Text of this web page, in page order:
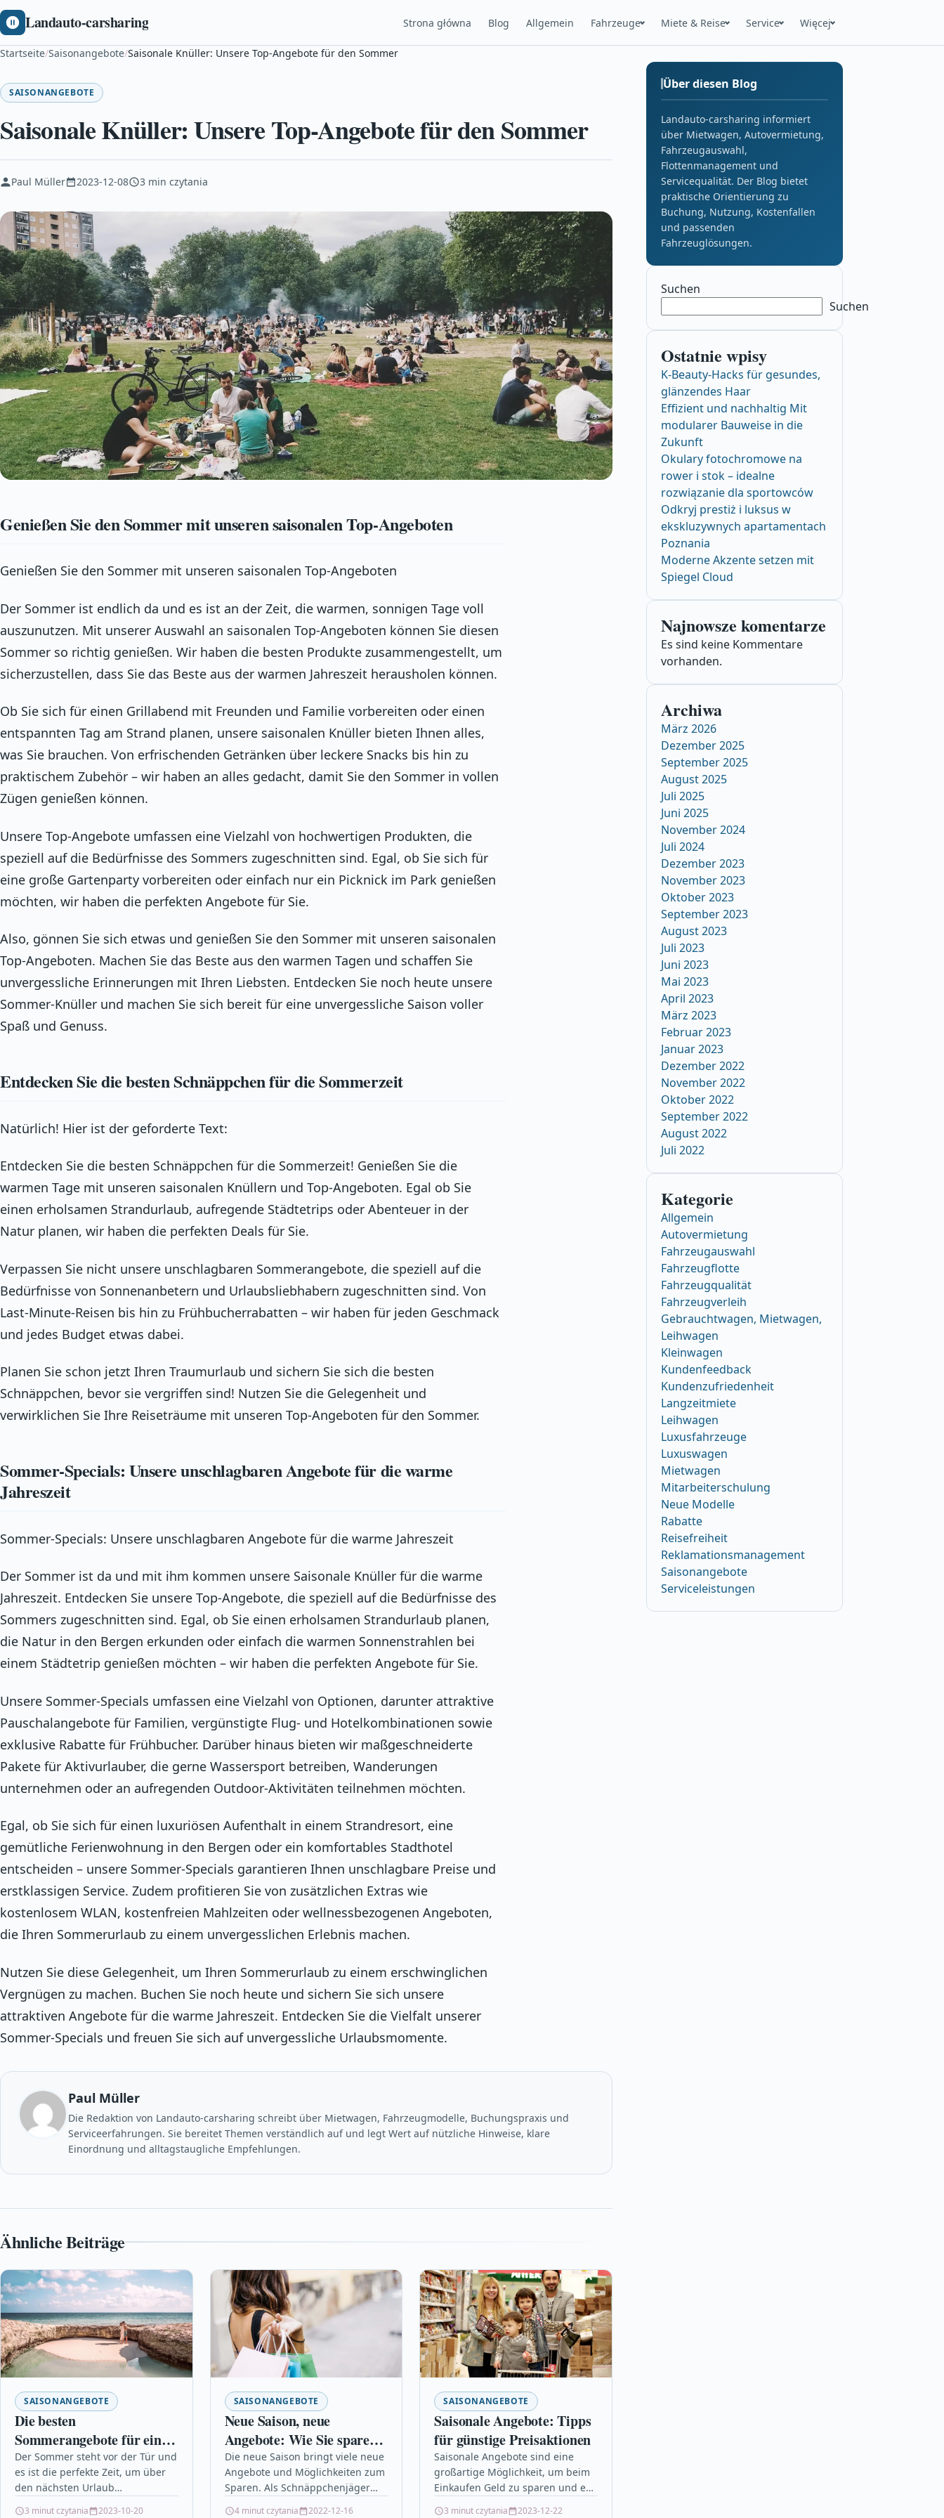
Landauto-carsharing Strona główna Blog Allgemein Fahrzeuge Miete & Reise Service Więcej
Startseite/Saisonangebote/Saisonale Knüller: Unsere Top-Angebote für den Sommer
SAISONANGEBOTE
Saisonale Knüller: Unsere Top-Angebote für den Sommer
Paul Müller 2023-12-08 3 min czytania
Genießen Sie den Sommer mit unseren saisonalen Top-Angeboten
Genießen Sie den Sommer mit unseren saisonalen Top-Angeboten
Der Sommer ist endlich da und es ist an der Zeit, die warmen, sonnigen Tage voll
auszunutzen. Mit unserer Auswahl an saisonalen Top-Angeboten können Sie diesen
Sommer so richtig genießen. Wir haben die besten Produkte zusammengestellt, um
sicherzustellen, dass Sie das Beste aus der warmen Jahreszeit herausholen können.
Ob Sie sich für einen Grillabend mit Freunden und Familie vorbereiten oder einen
entspannten Tag am Strand planen, unsere saisonalen Knüller bieten Ihnen alles,
was Sie brauchen. Von erfrischenden Getränken über leckere Snacks bis hin zu
praktischem Zubehör – wir haben an alles gedacht, damit Sie den Sommer in vollen
Zügen genießen können.
Unsere Top-Angebote umfassen eine Vielzahl von hochwertigen Produkten, die
speziell auf die Bedürfnisse des Sommers zugeschnitten sind. Egal, ob Sie sich für
eine große Gartenparty vorbereiten oder einfach nur ein Picknick im Park genießen
möchten, wir haben die perfekten Angebote für Sie.
Also, gönnen Sie sich etwas und genießen Sie den Sommer mit unseren saisonalen
Top-Angeboten. Machen Sie das Beste aus den warmen Tagen und schaffen Sie
unvergessliche Erinnerungen mit Ihren Liebsten. Entdecken Sie noch heute unsere
Sommer-Knüller und machen Sie sich bereit für eine unvergessliche Saison voller
Spaß und Genuss.
Entdecken Sie die besten Schnäppchen für die Sommerzeit
Natürlich! Hier ist der geforderte Text:
Entdecken Sie die besten Schnäppchen für die Sommerzeit! Genießen Sie die
warmen Tage mit unseren saisonalen Knüllern und Top-Angeboten. Egal ob Sie
einen erholsamen Strandurlaub, aufregende Städtetrips oder Abenteuer in der
Natur planen, wir haben die perfekten Deals für Sie.
Verpassen Sie nicht unsere unschlagbaren Sommerangebote, die speziell auf die
Bedürfnisse von Sonnenanbetern und Urlaubsliebhabern zugeschnitten sind. Von
Last-Minute-Reisen bis hin zu Frühbucherrabatten – wir haben für jeden Geschmack
und jedes Budget etwas dabei.
Planen Sie schon jetzt Ihren Traumurlaub und sichern Sie sich die besten
Schnäppchen, bevor sie vergriffen sind! Nutzen Sie die Gelegenheit und
verwirklichen Sie Ihre Reiseträume mit unseren Top-Angeboten für den Sommer.
Sommer-Specials: Unsere unschlagbaren Angebote für die warme
Jahreszeit
Sommer-Specials: Unsere unschlagbaren Angebote für die warme Jahreszeit
Der Sommer ist da und mit ihm kommen unsere Saisonale Knüller für die warme
Jahreszeit. Entdecken Sie unsere Top-Angebote, die speziell auf die Bedürfnisse des
Sommers zugeschnitten sind. Egal, ob Sie einen erholsamen Strandurlaub planen,
die Natur in den Bergen erkunden oder einfach die warmen Sonnenstrahlen bei
einem Städtetrip genießen möchten – wir haben die perfekten Angebote für Sie.
Unsere Sommer-Specials umfassen eine Vielzahl von Optionen, darunter attraktive
Pauschalangebote für Familien, vergünstigte Flug- und Hotelkombinationen sowie
exklusive Rabatte für Frühbucher. Darüber hinaus bieten wir maßgeschneiderte
Pakete für Aktivurlauber, die gerne Wassersport betreiben, Wanderungen
unternehmen oder an aufregenden Outdoor-Aktivitäten teilnehmen möchten.
Egal, ob Sie sich für einen luxuriösen Aufenthalt in einem Strandresort, eine
gemütliche Ferienwohnung in den Bergen oder ein komfortables Stadthotel
entscheiden – unsere Sommer-Specials garantieren Ihnen unschlagbare Preise und
erstklassigen Service. Zudem profitieren Sie von zusätzlichen Extras wie
kostenlosem WLAN, kostenfreien Mahlzeiten oder wellnessbezogenen Angeboten,
die Ihren Sommerurlaub zu einem unvergesslichen Erlebnis machen.
Nutzen Sie diese Gelegenheit, um Ihren Sommerurlaub zu einem erschwinglichen
Vergnügen zu machen. Buchen Sie noch heute und sichern Sie sich unsere
attraktiven Angebote für die warme Jahreszeit. Entdecken Sie die Vielfalt unserer
Sommer-Specials und freuen Sie sich auf unvergessliche Urlaubsmomente.
Paul Müller
Die Redaktion von Landauto-carsharing schreibt über Mietwagen, Fahrzeugmodelle, Buchungspraxis und
Serviceerfahrungen. Sie bereitet Themen verständlich auf und legt Wert auf nützliche Hinweise, klare
Einordnung und alltagstaugliche Empfehlungen.
Ähnliche Beiträge
SAISONANGEBOTE
Die besten
Sommerangebote für einen
unvergesslichen Urlaub
Der Sommer steht vor der Tür und
es ist die perfekte Zeit, um über
den nächsten Urlaub
3 minut czytania 2023-10-20
SAISONANGEBOTE
Neue Saison, neue
Angebote: Wie Sie sparen
können
Die neue Saison bringt viele neue
Angebote und Möglichkeiten zum
Sparen. Als Schnäppchenjäger
4 minut czytania 2022-12-16
SAISONANGEBOTE
Saisonale Angebote: Tipps
für günstige Preisaktionen
Saisonale Angebote sind eine
großartige Möglichkeit, um beim
Einkaufen Geld zu sparen und es
3 minut czytania 2023-12-22
Über diesen Blog
Landauto-carsharing informiert
über Mietwagen, Autovermietung,
Fahrzeugauswahl,
Flottenmanagement und
Servicequalität. Der Blog bietet
praktische Orientierung zu
Buchung, Nutzung, Kostenfallen
und passenden
Fahrzeuglösungen.
Suchen
Suchen
Ostatnie wpisy
K-Beauty-Hacks für gesundes,
glänzendes Haar
Effizient und nachhaltig Mit
modularer Bauweise in die
Zukunft
Okulary fotochromowe na
rower i stok – idealne
rozwiązanie dla sportowców
Odkryj prestiż i luksus w
ekskluzywnych apartamentach
Poznania
Moderne Akzente setzen mit
Spiegel Cloud
Najnowsze komentarze
Es sind keine Kommentare
vorhanden.
Archiwa
März 2026
Dezember 2025
September 2025
August 2025
Juli 2025
Juni 2025
November 2024
Juli 2024
Dezember 2023
November 2023
Oktober 2023
September 2023
August 2023
Juli 2023
Juni 2023
Mai 2023
April 2023
März 2023
Februar 2023
Januar 2023
Dezember 2022
November 2022
Oktober 2022
September 2022
August 2022
Juli 2022
Kategorie
Allgemein
Autovermietung
Fahrzeugauswahl
Fahrzeugflotte
Fahrzeugqualität
Fahrzeugverleih
Gebrauchtwagen, Mietwagen,
Leihwagen
Kleinwagen
Kundenfeedback
Kundenzufriedenheit
Langzeitmiete
Leihwagen
Luxusfahrzeuge
Luxuswagen
Mietwagen
Mitarbeiterschulung
Neue Modelle
Rabatte
Reisefreiheit
Reklamationsmanagement
Saisonangebote
Serviceleistungen